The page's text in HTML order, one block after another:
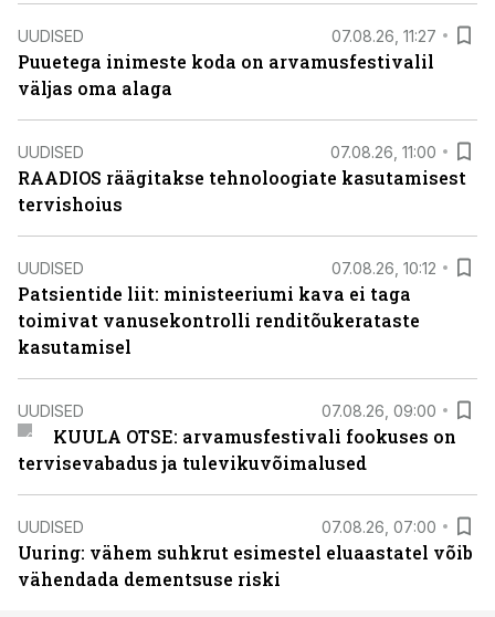
UUDISED 07.08.26, 11:27
Puuetega inimeste koda on arvamusfestivalil
väljas oma alaga
UUDISED 07.08.26, 11:00
RAADIOS räägitakse tehnoloogiate kasutamisest
tervishoius
UUDISED 07.08.26, 10:12
Patsientide liit: ministeeriumi kava ei taga
toimivat vanusekontrolli renditõukerataste
kasutamisel
UUDISED 07.08.26, 09:00
KUULA OTSE: arvamusfestivali fookuses on
tervisevabadus ja tulevikuvõimalused
UUDISED 07.08.26, 07:00
Uuring: vähem suhkrut esimestel eluaastatel võib
vähendada dementsuse riski